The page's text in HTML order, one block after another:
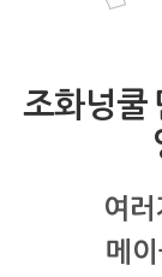
조화넝쿨
여
메